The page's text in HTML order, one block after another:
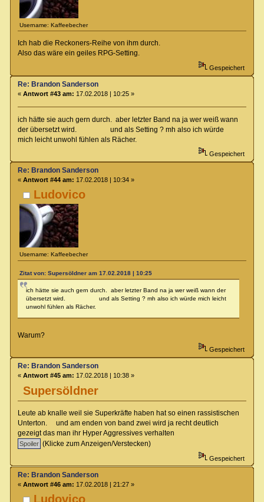
Username: Kaffeebecher
Ich hab die Reckoners-Reihe von ihm durch.
Also das wäre ein geiles RPG-Setting.
Gespeichert
Re: Brandon Sanderson
« Antwort #43 am: 17.02.2018 | 10:25 »
ich hätte sie auch gern durch. aber letzter Band na ja wer weiß wann
der übersetzt wird. und als Setting ? mh also ich würde
mich leicht unwohl fühlen als Rächer.
Gespeichert
Ludovico
Username: Kaffeebecher
Re: Brandon Sanderson
« Antwort #44 am: 17.02.2018 | 10:34 »
Zitat von: Supersöldner am 17.02.2018 | 10:25
ich hätte sie auch gern durch. aber letzter Band na ja wer weiß wann der
übersetzt wird. und als Setting ? mh also ich würde mich leicht
unwohl fühlen als Rächer.
Warum?
Gespeichert
Supersöldner
Re: Brandon Sanderson
« Antwort #45 am: 17.02.2018 | 10:38 »
Leute ab knalle weil sie Superkräfte haben hat so einen rassistischen
Unterton. und am enden von band zwei wird ja recht deutlich
gezeigt das man ihr Hyper Aggressives verhalten
(Klicke zum Anzeigen/Verstecken)
Gespeichert
Ludovico
Re: Brandon Sanderson
« Antwort #46 am: 17.02.2018 | 21:27 »